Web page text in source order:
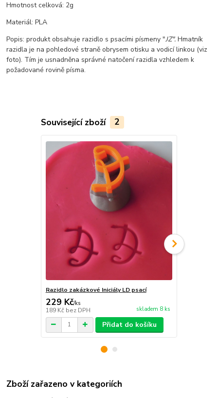
Hmotnost celková: 2g
Materiál: PLA
Popis: produkt obsahuje razidlo s psacími písmeny "JZ". Hmatník
razidla je na pohledové straně obrysem otisku a vodicí linkou (viz
foto). Tím je usnadněna správné natočení razidla vzhledem k
požadované rovině písma.
Související zboží 2
Razidlo zakázkové Iniciály LD psací
229 Kč/ks
189 Kč bez DPH skladem 8 ks
Přidat do košíku
Zboží zařazeno v kategoriích